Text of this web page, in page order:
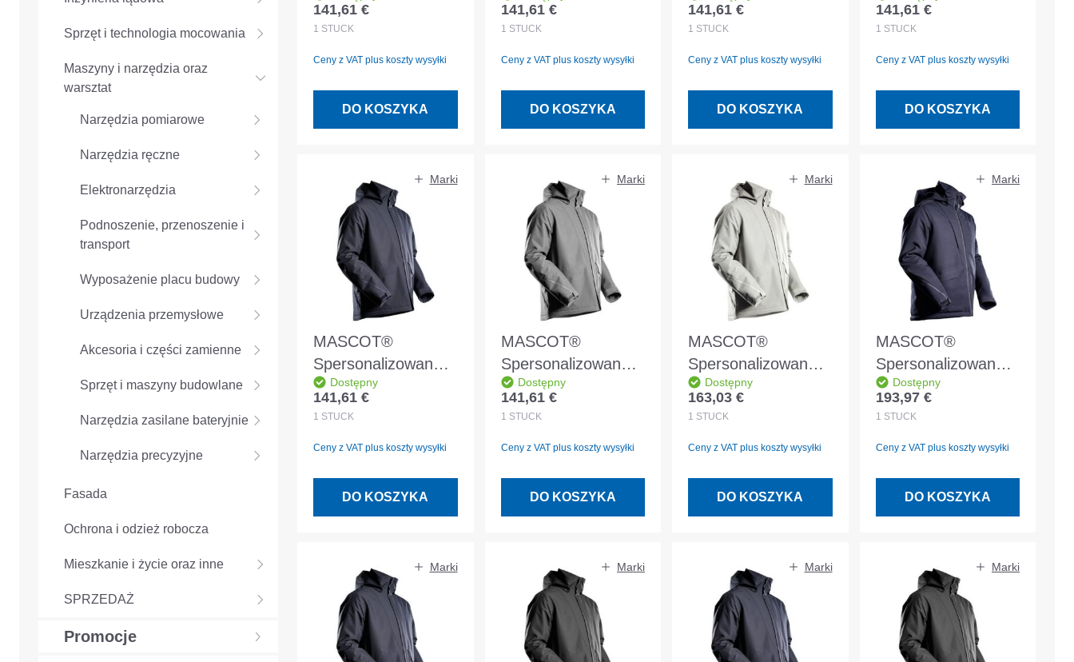
Sprzęt i technologia mocowania
Maszyny i narzędzia oraz
warsztat
Narzędzia pomiarowe
Narzędzia ręczne
Elektronarzędzia
Podnoszenie, przenoszenie i
transport
Wyposażenie placu budowy
Urządzenia przemysłowe
Akcesoria i części zamienne
Sprzęt i maszyny budowlane
Narzędzia zasilane bateryjnie
Narzędzia precyzyjne
Fasada
Ochrona i odzież robocza
Mieszkanie i życie oraz inne
SPRZEDAŻ
Promocje
CLIMASCOT®
antracyt rozmiar L
Cena regularna:
141,61 €
1 STÜCK
Ceny z VAT plus koszty wysyłki
DO KOSZYKA
CLIMASCOT®
antracyt rozmiar XL
Cena regularna:
141,61 €
1 STÜCK
Ceny z VAT plus koszty wysyłki
DO KOSZYKA
CLIMASCOT®
rozmiar XL
Cena regularna:
141,61 €
1 STÜCK
Ceny z VAT plus koszty wysyłki
DO KOSZYKA
CLIMASCOT®
rozmiar 2XL
Cena regularna:
141,61 €
1 STÜCK
Ceny z VAT plus koszty wysyłki
DO KOSZYKA
Marki
MASCOT®
Spersonalizowana
kurtka zimowa
CLIMASCOT®
niebieska rozmiar
XL
Dostępny
Cena regularna:
141,61 €
1 STÜCK
Ceny z VAT plus koszty wysyłki
DO KOSZYKA
Marki
MASCOT®
Spersonalizowana
kurtka zimowa
CLIMASCOT®
antracyt rozmiar
2XL
Dostępny
Cena regularna:
141,61 €
1 STÜCK
Ceny z VAT plus koszty wysyłki
DO KOSZYKA
Marki
MASCOT®
Spersonalizowana
kurtka zimowa
CLIMASCOT®
rozmiar 3XL
Dostępny
Cena regularna:
163,03 €
1 STÜCK
Ceny z VAT plus koszty wysyłki
DO KOSZYKA
Marki
MASCOT®
Spersonalizowana
kurtka zimowa
CLIMASCOT®
niebieska rozmiar
XL
Dostępny
Cena regularna:
193,97 €
1 STÜCK
Ceny z VAT plus koszty wysyłki
DO KOSZYKA
Marki Marki Marki Marki